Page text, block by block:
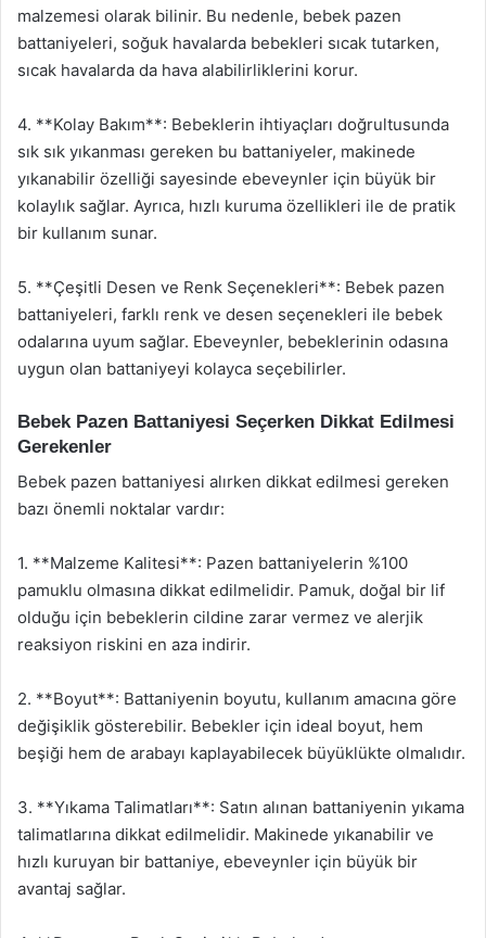
malzemesi olarak bilinir. Bu nedenle, bebek pazen
battaniyeleri, soğuk havalarda bebekleri sıcak tutarken,
sıcak havalarda da hava alabilirliklerini korur.
4. **Kolay Bakım**: Bebeklerin ihtiyaçları doğrultusunda
sık sık yıkanması gereken bu battaniyeler, makinede
yıkanabilir özelliği sayesinde ebeveynler için büyük bir
kolaylık sağlar. Ayrıca, hızlı kuruma özellikleri ile de pratik
bir kullanım sunar.
5. **Çeşitli Desen ve Renk Seçenekleri**: Bebek pazen
battaniyeleri, farklı renk ve desen seçenekleri ile bebek
odalarına uyum sağlar. Ebeveynler, bebeklerinin odasına
uygun olan battaniyeyi kolayca seçebilirler.
Bebek Pazen Battaniyesi Seçerken Dikkat Edilmesi
Gerekenler
Bebek pazen battaniyesi alırken dikkat edilmesi gereken
bazı önemli noktalar vardır:
1. **Malzeme Kalitesi**: Pazen battaniyelerin %100
pamuklu olmasına dikkat edilmelidir. Pamuk, doğal bir lif
olduğu için bebeklerin cildine zarar vermez ve alerjik
reaksiyon riskini en aza indirir.
2. **Boyut**: Battaniyenin boyutu, kullanım amacına göre
değişiklik gösterebilir. Bebekler için ideal boyut, hem
beşiği hem de arabayı kaplayabilecek büyüklükte olmalıdır.
3. **Yıkama Talimatları**: Satın alınan battaniyenin yıkama
talimatlarına dikkat edilmelidir. Makinede yıkanabilir ve
hızlı kuruyan bir battaniye, ebeveynler için büyük bir
avantaj sağlar.